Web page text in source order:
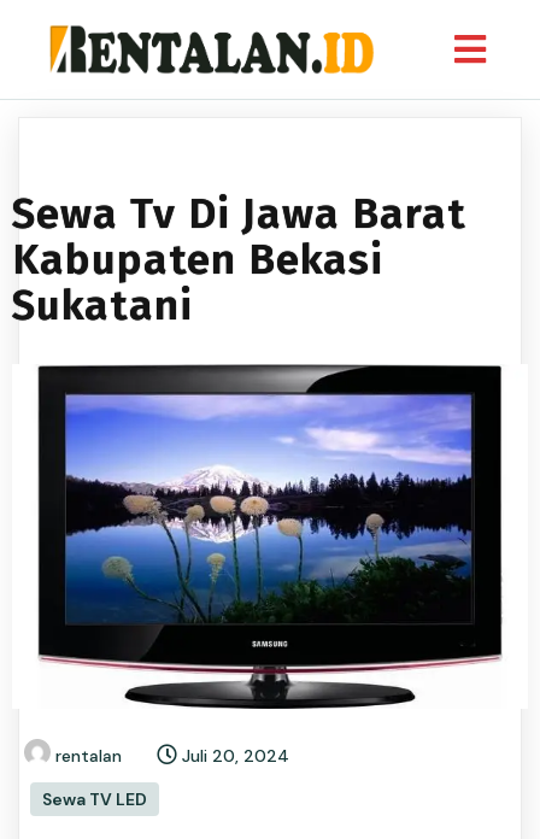
Sewa Tv Di Jawa Barat
Kabupaten Bekasi
Sukatani
rentalan
Juli 20, 2024
Sewa TV LED